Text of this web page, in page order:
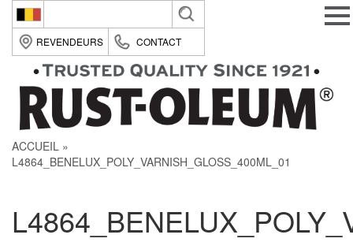
Belgique (fr)
België (nl)
Suomi (fi)
France (fr)
Deutsche (de)
România (ro)
REVENDEURS CONTACT
ACCUEIL
L4864_BENELUX_POLY_VARNISH_GLOSS_400ML_01